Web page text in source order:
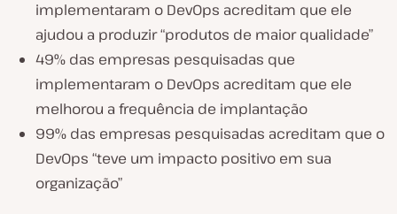
implementaram o DevOps acreditam que ele
ajudou a produzir “produtos de maior qualidade”
49% das empresas pesquisadas que
implementaram o DevOps acreditam que ele
melhorou a frequência de implantação
99% das empresas pesquisadas acreditam que o
DevOps “teve um impacto positivo em sua
organização”